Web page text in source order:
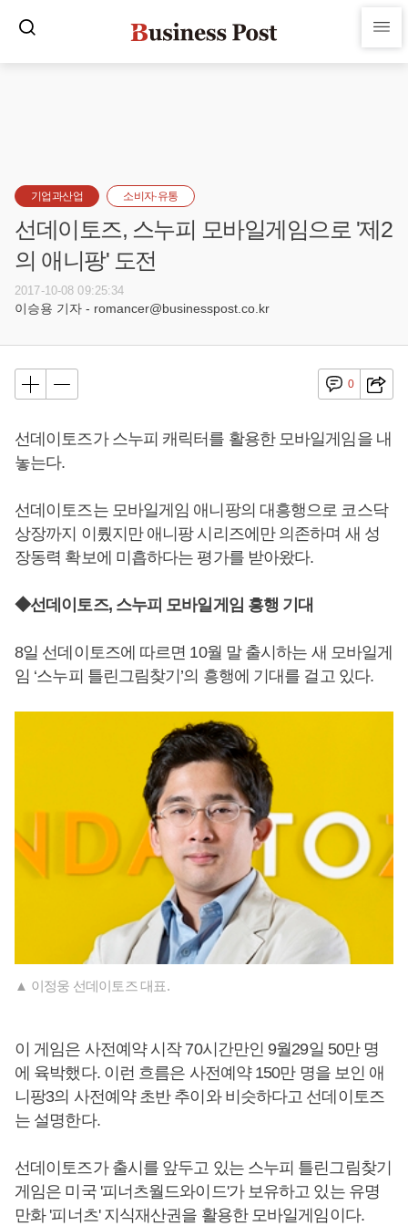
기업과산업 소비자·유통
선데이토즈, 스누피 모바일게임으로 '제2
의 애니팡' 도전
2017-10-08 09:25:34
이승용 기자 - romancer@businesspost.co.kr
0
선데이토즈가 스누피 캐릭터를 활용한 모바일게임을 내
놓는다.
선데이토즈는 모바일게임 애니팡의 대흥행으로 코스닥
상장까지 이뤘지만 애니팡 시리즈에만 의존하며 새 성
장동력 확보에 미흡하다는 평가를 받아왔다.
◆선데이토즈, 스누피 모바일게임 흥행 기대
8일 선데이토즈에 따르면 10월 말 출시하는 새 모바일게
임 ‘스누피 틀린그림찾기’의 흥행에 기대를 걸고 있다.
▲ 이정웅 선데이토즈 대표.
이 게임은 사전예약 시작 70시간만인 9월29일 50만 명
에 육박했다. 이런 흐름은 사전예약 150만 명을 보인 애
니팡3의 사전예약 초반 추이와 비슷하다고 선데이토즈
는 설명한다.
선데이토즈가 출시를 앞두고 있는 스누피 틀린그림찾기
게임은 미국 '피너츠월드와이드'가 보유하고 있는 유명
만화 '피너츠' 지식재산권을 활용한 모바일게임이다.